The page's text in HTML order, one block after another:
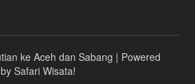
ke Aceh dan Sabang | Powered
by Safari Wisata!